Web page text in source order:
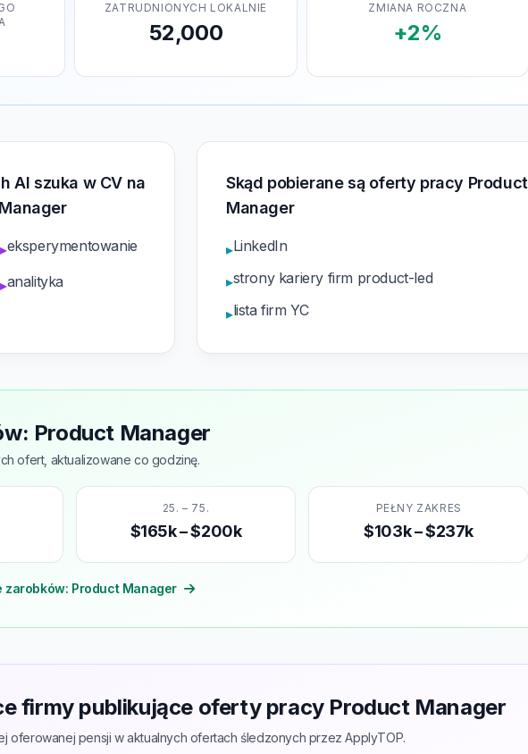
ZATRUDNIONYCH LOKALNIE
52,000
ZMIANA ROCZNA
+2%
AI szuka w CV na
▸eksperymentowanie
▸analityka
Skąd pobierane są oferty pracy Product
Manager
▸LinkedIn
▸strony kariery firm product-led
▸lista firm YC
Product Manager
ofert, aktualizowane co godzinę.
25. – 75.
$165k – $200k
PEŁNY ZAKRES
$103k – $237k
zarobków: Product Manager
firmy publikujące oferty pracy Product Manager
oferowanej pensji w aktualnych ofertach śledzonych przez ApplyTOP.